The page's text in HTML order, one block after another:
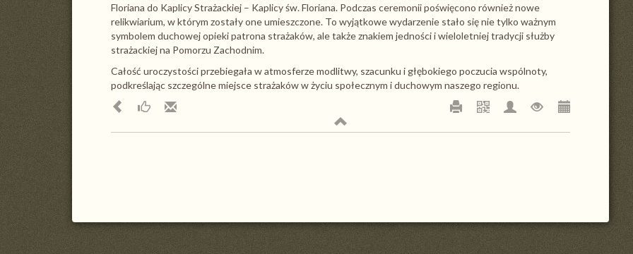
Floriana do Kaplicy Strażackiej – Kaplicy św. Floriana. Podczas ceremonii poświęcono również nowe
relikwiarium, w którym zostały one umieszczone. To wyjątkowe wydarzenie stało się nie tylko ważnym
symbolem duchowej opieki patrona strażaków, ale także znakiem jedności i wieloletniej tradycji służby
strażackiej na Pomorzu Zachodnim.
Całość uroczystości przebiegała w atmosferze modlitwy, szacunku i głębokiego poczucia wspólnoty,
podkreślając szczególne miejsce strażaków w życiu społecznym i duchowym naszego regionu.